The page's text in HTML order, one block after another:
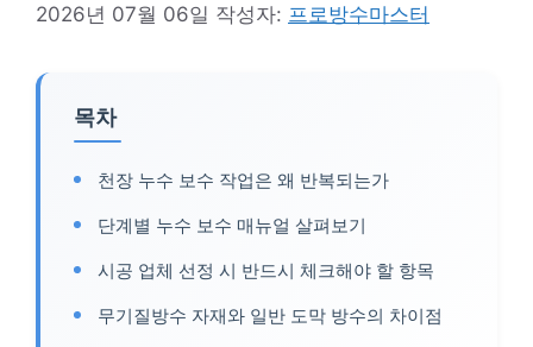
2026년 07월 06일 작성자: 프로방수마스터
목차
천장 누수 보수 작업은 왜 반복되는가
단계별 누수 보수 매뉴얼 살펴보기
시공 업체 선정 시 반드시 체크해야 할 항목
무기질방수 자재와 일반 도막 방수의 차이점